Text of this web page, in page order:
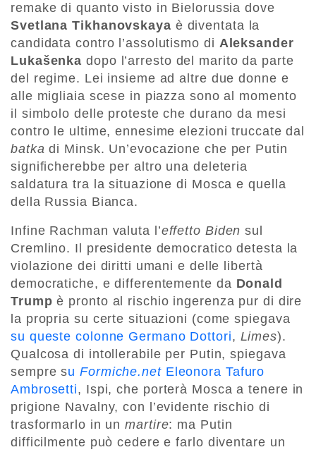
remake di quanto visto in Bielorussia dove
Svetlana Tikhanovskaya è diventata la
candidata contro l’assolutismo di Aleksander
Lukašenka dopo l’arresto del marito da parte
del regime. Lei insieme ad altre due donne e
alle migliaia scese in piazza sono al momento
il simbolo delle proteste che durano da mesi
contro le ultime, ennesime elezioni truccate dal
batka di Minsk. Un’evocazione che per Putin
significherebbe per altro una deleteria
saldatura tra la situazione di Mosca e quella
della Russia Bianca.
Infine Rachman valuta l’effetto Biden sul
Cremlino. Il presidente democratico detesta la
violazione dei diritti umani e delle libertà
democratiche, e differentemente da Donald
Trump è pronto al rischio ingerenza pur di dire
la propria su certe situazioni (come spiegava
su queste colonne Germano Dottori, Limes).
Qualcosa di intollerabile per Putin, spiegava
sempre suFormiche.netEleonora Tafuro
Ambrosetti, Ispi, che porterà Mosca a tenere in
prigione Navalny, con l’evidente rischio di
trasformarlo in unmartire: ma Putin
difficilmente può cedere e farlo diventare un